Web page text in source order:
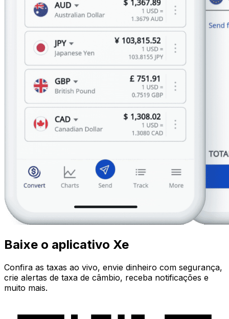
Baixe o aplicativo Xe
Confira as taxas ao vivo, envie dinheiro com segurança,
crie alertas de taxa de câmbio, receba notificações e
muito mais.